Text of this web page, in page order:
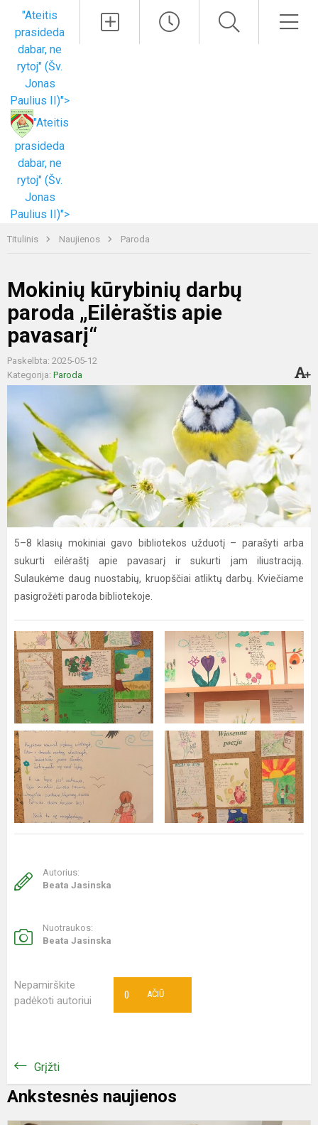
"Ateitis
prasideda
dabar, ne
rytoj" (Šv.
Jonas
Paulius II)">
"Ateitis
prasideda
dabar, ne
rytoj" (Šv.
Jonas
Paulius II)">
Titulinis Naujienos Paroda
Mokinių kūrybinių darbų
paroda „Eilėraštis apie
pavasarį“
Paskelbta: 2025-05-12
Kategorija: Paroda
5–8 klasių mokiniai gavo bibliotekos užduotį – parašyti arba
sukurti eilėraštį apie pavasarį ir sukurti jam iliustraciją.
Sulaukėme daug nuostabių, kruopščiai atliktų darbų. Kviečiame
pasigrožėti paroda bibliotekoje.
Autorius:
Beata Jasinska
Nuotraukos:
Beata Jasinska
Nepamirškite
padėkoti autoriui
AČIŪ
0
Grįžti
Ankstesnės naujienos